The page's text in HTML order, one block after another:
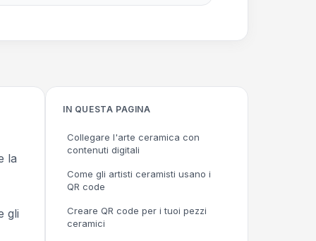
la
gli
IN QUESTA PAGINA
Collegare l'arte ceramica con
contenuti digitali
Come gli artisti ceramisti usano i
QR code
Creare QR code per i tuoi pezzi
ceramici